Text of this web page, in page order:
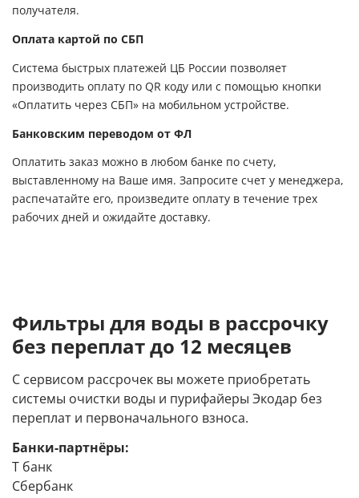
получателя.
Оплата картой по СБП
Система быстрых платежей ЦБ России позволяет
производить оплату по QR коду или с помощью кнопки
«Оплатить через СБП» на мобильном устройстве.
Банковским переводом от ФЛ
Оплатить заказ можно в любом банке по счету,
выставленному на Ваше имя. Запросите счет у менеджера,
распечатайте его, произведите оплату в течение трех
рабочих дней и ожидайте доставку.
Фильтры для воды в рассрочку
без переплат до 12 месяцев
С сервисом рассрочек вы можете приобретать
системы очистки воды и пурифайеры Экодар без
переплат и первоначального взноса.
Банки-партнёры:
Т банк
Сбербанк